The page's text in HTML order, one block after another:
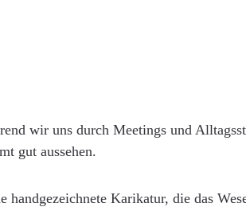
wir uns durch Meetings und
gut aussehen.
Karikatur, die das